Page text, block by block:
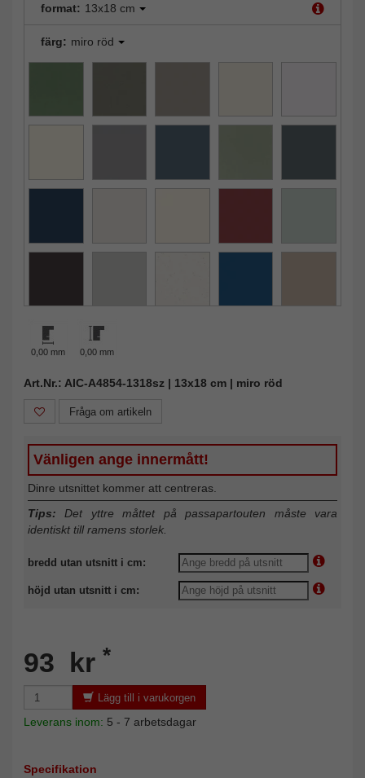
format: 13x18 cm
färg: miro röd
0,00 mm 0,00 mm
Art.Nr.: AIC-A4854-1318sz | 13x18 cm | miro röd
Fråga om artikeln
Vänligen ange innermått!
Dinre utsnittet kommer att centreras.
Tips: Det yttre måttet på passapartouten måste vara
identiskt till ramens storlek.
bredd utan utsnitt i cm:
höjd utan utsnitt i cm:
93 kr *
Lägg till i varukorgen
Leverans inom: 5 - 7 arbetsdagar
Specifikation